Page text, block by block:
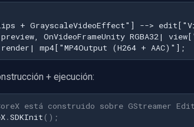
+ GrayscaleVideoEffect"] -->
OnVideoFrameUnity RGBA32|
mp4["MP4Output (H264 + AAC)"];
+ ejecución:
está construido sobre GStreamer
.SDKInit ();